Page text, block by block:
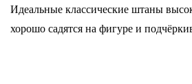
Идеальные классические штаны
хорошо садятся на фигуре и